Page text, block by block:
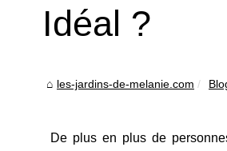
Idéal ?
les-jardins-de-melanie.com
De plus en plus de